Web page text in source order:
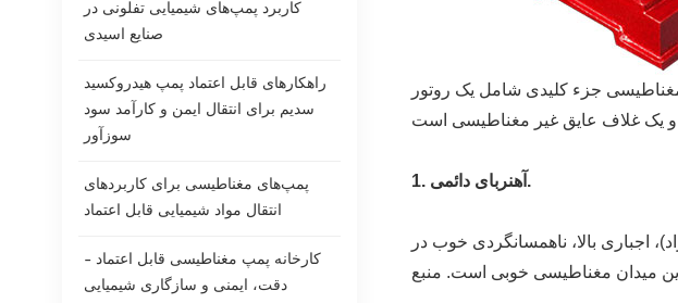
جزء کلیدی شامل یک روتور
1. آهنربای دائمی.
محدوده دمای عملیاتی وسیع (-45 فوت 400 درجه سانتیگراد)، اجباری بالا، ناهمسانگردی خوب در
میدان مغناطیسی خوبی است. منبع
کاربرد پمپ‌های شیمیایی تفلونی در
صنایع اسیدی
راهکارهای قابل اعتماد پمپ هیدروکسید
سدیم برای انتقال ایمن و کارآمد سود
سوزآور
پمپ‌های مغناطیسی برای کاربردهای
انتقال مواد شیمیایی قابل اعتماد
کارخانه پمپ مغناطیسی قابل اعتماد -
دقت، ایمنی و سازگاری شیمیایی